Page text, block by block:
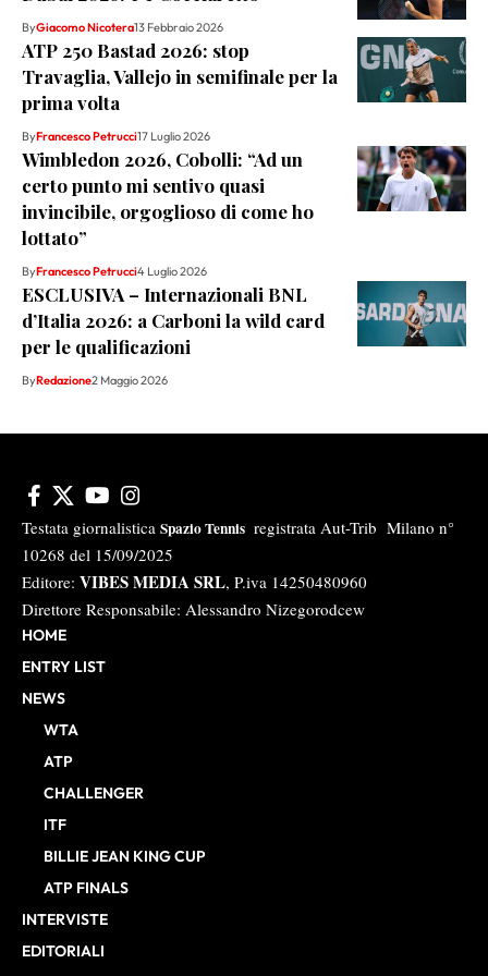
ByGiacomo Nicotera13 Febbraio 2026
ATP 250 Bastad 2026: stop
Travaglia, Vallejo in semifinale per la
prima volta
ByFrancesco Petrucci17 Luglio 2026
Wimbledon 2026, Cobolli: “Ad un
certo punto mi sentivo quasi
invincibile, orgoglioso di come ho
lottato”
ByFrancesco Petrucci4 Luglio 2026
ESCLUSIVA – Internazionali BNL
d’Italia 2026: a Carboni la wild card
per le qualificazioni
ByRedazione2 Maggio 2026
Testata giornalistica Spazio Tennis registrata Aut-Trib Milano n°
10268 del 15/09/2025
Editore: VIBES MEDIA SRL, P.iva 14250480960
Direttore Responsabile: Alessandro Nizegorodcew
HOME
ENTRY LIST
NEWS
WTA
ATP
CHALLENGER
ITF
BILLIE JEAN KING CUP
ATP FINALS
INTERVISTE
EDITORIALI